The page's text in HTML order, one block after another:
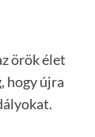
örök élet
hogy újra